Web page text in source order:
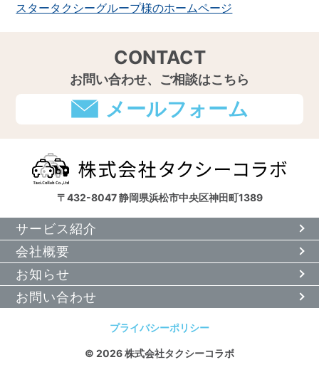
スタータクシーグループ様のホームページ
CONTACT
お問い合わせ、ご相談はこちら
メールフォーム
〒432-8047 静岡県浜松市中央区神田町1389
サービス紹介
会社概要
お知らせ
お問い合わせ
プライバシーポリシー
© 2026 株式会社タクシーコラボ